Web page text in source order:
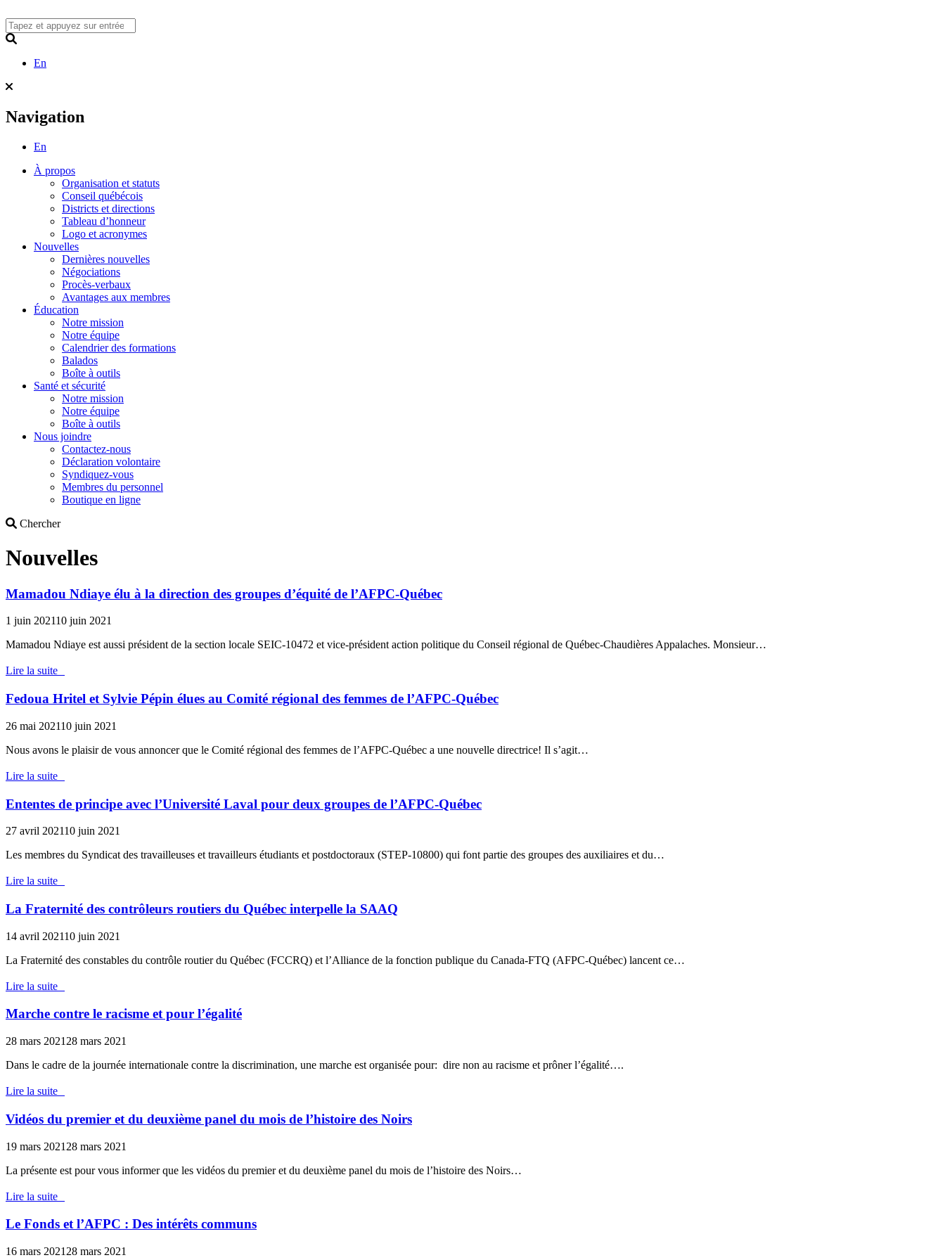
to
content
En
Navigation
En
À propos
Organisation et statuts
Conseil québécois
Districts et directions
Tableau d’honneur
Logo et acronymes
Nouvelles
Dernières nouvelles
Négociations
Procès-verbaux
Avantages aux membres
Éducation
Notre mission
Notre équipe
Calendrier des formations
Balados
Boîte à outils
Santé et sécurité
Notre mission
Notre équipe
Boîte à outils
Nous joindre
Contactez-nous
Déclaration volontaire
Syndiquez-vous
Membres du personnel
Boutique en ligne
ChercherSearch
Nouvelles
Mamadou Ndiaye élu à la direction des groupes d’équité de l’AFPC-Québec
1 juin 202110 juin 2021
Mamadou Ndiaye est aussi président de la section locale SEIC-10472 et vice-président action politique du Conseil régional de Québec-Chaudières Appalaches. Monsieur…
Lire la suite
Fedoua Hritel et Sylvie Pépin élues au Comité régional des femmes de l’AFPC-Québec
26 mai 202110 juin 2021
Nous avons le plaisir de vous annoncer que le Comité régional des femmes de l’AFPC-Québec a une nouvelle directrice! Il s’agit…
Lire la suite
Ententes de principe avec l’Université Laval pour deux groupes de l’AFPC-Québec
27 avril 202110 juin 2021
Les membres du Syndicat des travailleuses et travailleurs étudiants et postdoctoraux (STEP-10800) qui font partie des groupes des auxiliaires et du…
Lire la suite
La Fraternité des contrôleurs routiers du Québec interpelle la SAAQ
14 avril 202110 juin 2021
La Fraternité des constables du contrôle routier du Québec (FCCRQ) et l’Alliance de la fonction publique du Canada-FTQ (AFPC-Québec) lancent ce…
Lire la suite
Marche contre le racisme et pour l’égalité
28 mars 2021 28 mars 2021
Dans le cadre de la journée internationale contre la discrimination, une marche est organisée pour: dire non au racisme et prôner l’égalité….
Lire la suite
Vidéos du premier et du deuxième panel du mois de l’histoire des Noirs
19 mars 2021 28 mars 2021
La présente est pour vous informer que les vidéos du premier et du deuxième panel du mois de l’histoire des Noirs…
Lire la suite
Le Fonds et l’AFPC : Des intérêts communs
16 mars 2021 28 mars 2021